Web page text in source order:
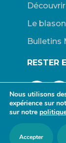
Le blason
Bulletins
RESTER
Nous utilisons
expérience sur
sur notre
Accepter